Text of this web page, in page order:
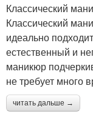
Классический
Классический
идеально
естественный и
маникюр
не требует много
читать дальше →